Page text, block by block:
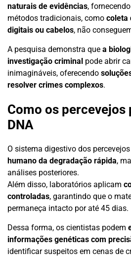
naturais de evidências,
métodos tradicionais, como coleta
digitais ou cabelos, não
A pesquisa demonstra que a
investigação criminal pode abrir
inimagináveis, oferecendo
resolver crimes complexos.
Como os percevejos
DNA
O sistema digestivo dos percevejos
humano da degradação rápida,
análises posteriores.
Além disso, laboratórios aplicam
controladas, garantindo que o
permaneça intacto por até 45 dias.
Dessa forma, os cientistas podem
informações genéticas com
identificar suspeitos em cenas de